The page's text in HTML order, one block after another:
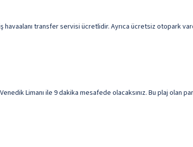
transfer servisi ücretlidir. Ayrıca ücretsiz otopark
Limanı ile 9 dakika mesafede olacaksınız. Bu plaj olan